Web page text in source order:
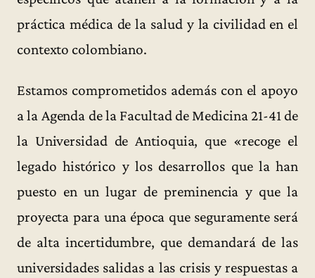
práctica médica de la salud y la civilidad en el
contexto colombiano.
Estamos comprometidos además con el apoyo
a la Agenda de la Facultad de Medicina 21-41 de
la Universidad de Antioquia, que «recoge el
legado histórico y los desarrollos que la han
puesto en un lugar de preminencia y que la
proyecta para una época que seguramente será
de alta incertidumbre, que demandará de las
universidades salidas a las crisis y respuestas a